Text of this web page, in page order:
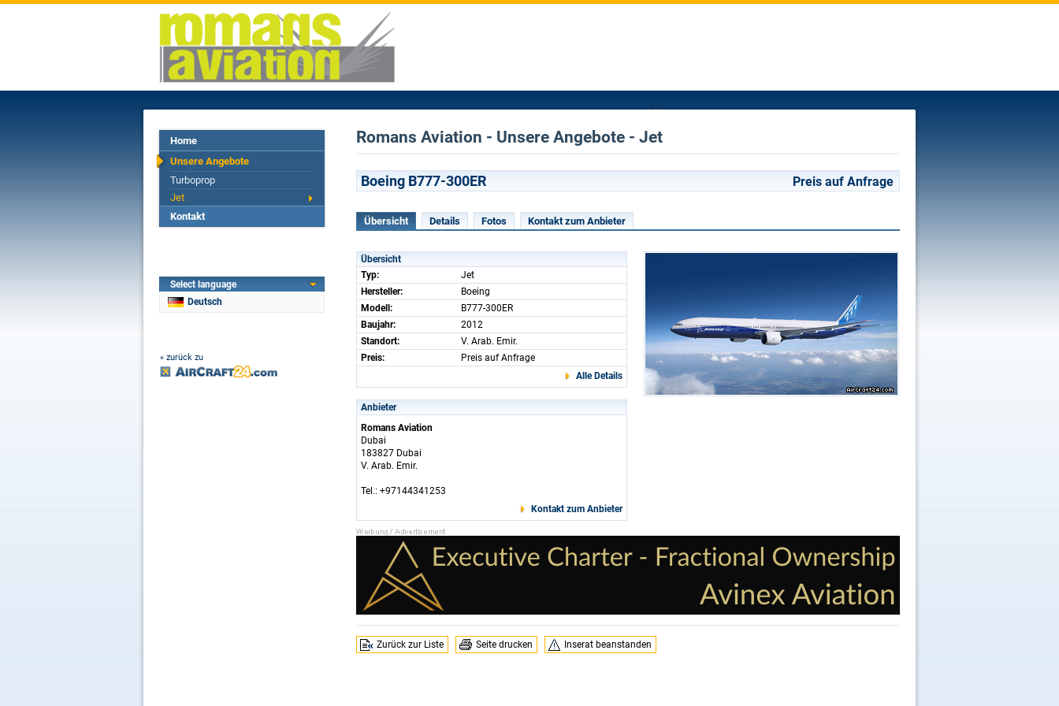
Home
Unsere Angebote
Turboprop
Jet
Kontakt
Select language
Deutsch
« zurück zu
Romans Aviation - Unsere Angebote - Jet
Boeing B777-300ER Preis auf Anfrage
Übersicht Details Fotos Kontakt zum Anbieter
Übersicht
Typ:
Jet
Hersteller:
Boeing
Modell:
B777-300ER
Baujahr:
2012
Standort:
V. Arab. Emir.
Preis:
Preis auf Anfrage
Alle Details
Anbieter
Romans Aviation
Dubai
183827 Dubai
V. Arab. Emir.
Tel.: +97144341253
Kontakt zum Anbieter
Zurück zur Liste Seite drucken Inserat beanstanden